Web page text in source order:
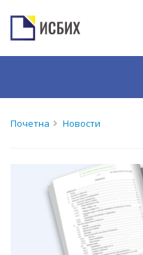
Почетна Новости